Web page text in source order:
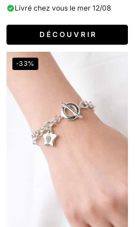
Livré chez vous le mer 12/08
D É C O U V R I R
-33%